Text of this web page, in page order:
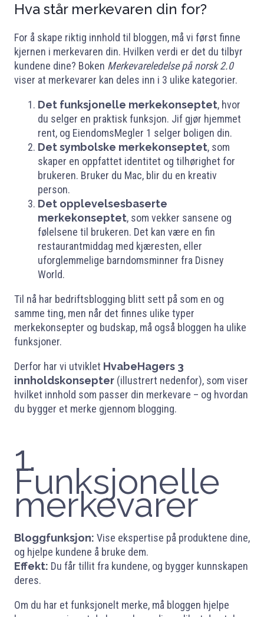
Hva står merkevaren din for?
For å skape riktig innhold til bloggen, må vi først finne
kjernen i merkevaren din. Hvilken verdi er det du tilbyr
kundene dine? Boken Merkevareledelse på norsk 2.0
viser at merkevarer kan deles inn i 3 ulike kategorier.
Det funksjonelle merkekonseptet, hvor
du selger en praktisk funksjon. Jif gjør hjemmet
rent, og EiendomsMegler 1 selger boligen din.
Det symbolske merkekonseptet, som
skaper en oppfattet identitet og tilhørighet for
brukeren. Bruker du Mac, blir du en kreativ
person.
Det opplevelsesbaserte
merkekonseptet, som vekker sansene og
følelsene til brukeren. Det kan være en fin
restaurantmiddag med kjæresten, eller
uforglemmelige barndomsminner fra Disney
World.
Til nå har bedriftsblogging blitt sett på som en og
samme ting, men når det finnes ulike typer
merkekonsepter og budskap, må også bloggen ha ulike
funksjoner.
Derfor har vi utviklet HvabeHagers 3
innholdskonsepter (illustrert nedenfor), som viser
hvilket innhold som passer din merkevare – og hvordan
du bygger et merke gjennom blogging.
1.
Funksjonelle
merkevarer
Bloggfunksjon: Vise ekspertise på produktene dine,
og hjelpe kundene å bruke dem.
Effekt: Du får tillit fra kundene, og bygger kunnskapen
deres.
Om du har et funksjonelt merke, må bloggen hjelpe